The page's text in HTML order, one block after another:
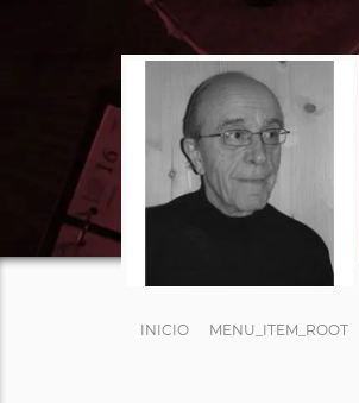
INICIO MENU_ITEM_ROOT